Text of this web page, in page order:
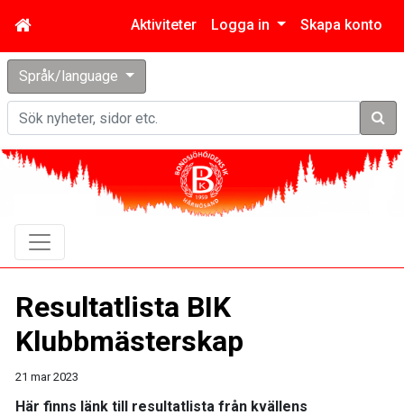
Aktiviteter Logga in Skapa konto
Språk/language
Sök
Resultatlista BIK
Klubbmästerskap
21 mar 2023
Här finns länk till resultatlista från kvällens